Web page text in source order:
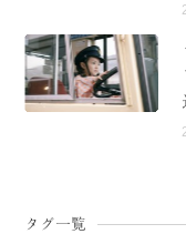
タグ一覧